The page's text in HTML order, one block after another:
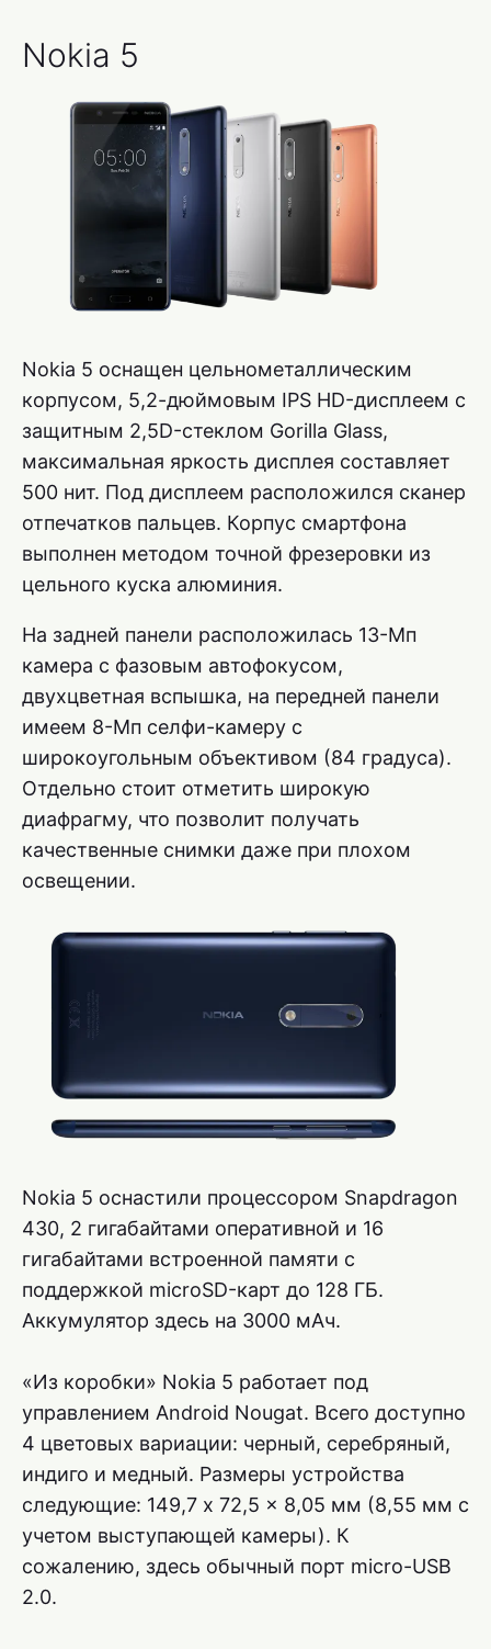
Nokia 5
Nokia 5 оснащен цельнометаллическим
корпусом, 5,2-дюймовым IPS HD-дисплеем с
защитным 2,5D-стеклом Gorilla Glass,
максимальная яркость дисплея составляет
500 нит. Под дисплеем расположился сканер
отпечатков пальцев. Корпус смартфона
выполнен методом точной фрезеровки из
цельного куска алюминия.
На задней панели расположилась 13-Мп
камера с фазовым автофокусом,
двухцветная вспышка, на передней панели
имеем 8-Мп селфи-камеру с
широкоугольным объективом (84 градуса).
Отдельно стоит отметить широкую
диафрагму, что позволит получать
качественные снимки даже при плохом
освещении.
Nokia 5 оснастили процессором Snapdragon
430, 2 гигабайтами оперативной и 16
гигабайтами встроенной памяти с
поддержкой microSD-карт до 128 ГБ.
Аккумулятор здесь на 3000 мАч.
«Из коробки» Nokia 5 работает под
управлением Android Nougat. Всего доступно
4 цветовых вариации: черный, серебряный,
индиго и медный. Размеры устройства
следующие: 149,7 x 72,5 x 8,05 мм (8,55 мм с
учетом выступающей камеры). К
сожалению, здесь обычный порт micro-USB
2.0.